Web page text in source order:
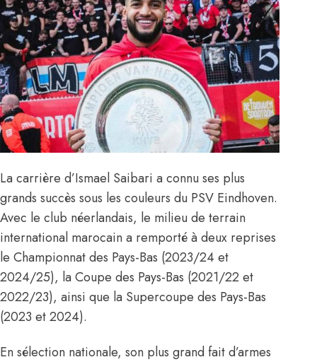
La carrière d’Ismael Saibari a connu ses plus
grands succès sous les couleurs du PSV Eindhoven.
Avec le club néerlandais, le milieu de terrain
international marocain a remporté à deux reprises
le Championnat des Pays-Bas (2023/24 et
2024/25), la Coupe des Pays-Bas (2021/22 et
2022/23), ainsi que la Supercoupe des Pays-Bas
(2023 et 2024).
En sélection nationale, son plus grand fait d’armes